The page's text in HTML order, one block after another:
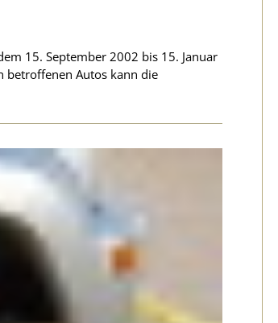
15. September 2002 bis 15. Januar
betroffenen Autos kann die